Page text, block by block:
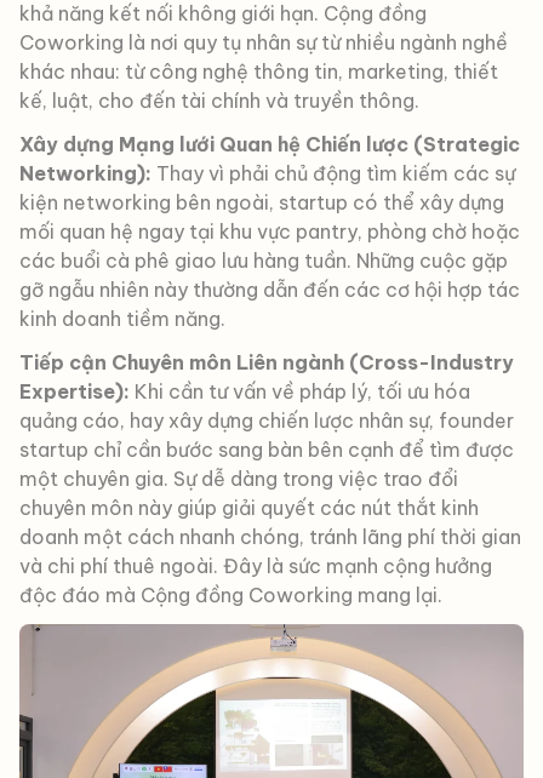
khả năng kết nối không giới hạn. Cộng đồng
Coworking là nơi quy tụ nhân sự từ nhiều ngành nghề
khác nhau: từ công nghệ thông tin, marketing, thiết
kế, luật, cho đến tài chính và truyền thông.
Xây dựng Mạng lưới Quan hệ Chiến lược (Strategic
Networking): Thay vì phải chủ động tìm kiếm các sự
kiện networking bên ngoài, startup có thể xây dựng
mối quan hệ ngay tại khu vực pantry, phòng chờ hoặc
các buổi cà phê giao lưu hàng tuần. Những cuộc gặp
gỡ ngẫu nhiên này thường dẫn đến các cơ hội hợp tác
kinh doanh tiềm năng.
Tiếp cận Chuyên môn Liên ngành (Cross-Industry
Expertise): Khi cần tư vấn về pháp lý, tối ưu hóa
quảng cáo, hay xây dựng chiến lược nhân sự, founder
startup chỉ cần bước sang bàn bên cạnh để tìm được
một chuyên gia. Sự dễ dàng trong việc trao đổi
chuyên môn này giúp giải quyết các nút thắt kinh
doanh một cách nhanh chóng, tránh lãng phí thời gian
và chi phí thuê ngoài. Đây là sức mạnh cộng hưởng
độc đáo mà Cộng đồng Coworking mang lại.